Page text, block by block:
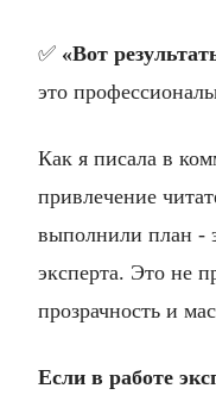
✅ «Вот
это
Как я писала в
привлечение
выполнили план -
эксперта. Это не
прозрачность и
Если в работе